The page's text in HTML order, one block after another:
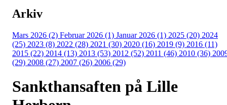
Arkiv
Mars 2026 (2) Februar 2026 (1) Januar 2026 (1) 2025 (20) 2024
(25) 2023 (8) 2022 (28) 2021 (30) 2020 (16) 2019 (9) 2016 (11)
2015 (22) 2014 (13) 2013 (53) 2012 (52) 2011 (46) 2010 (36)
(29) 2008 (27) 2007 (26) 2006 (29)
Sankthansaften på Lille